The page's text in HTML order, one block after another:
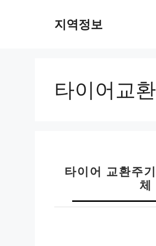
지역정보
타이어교
타이어 교환주
체